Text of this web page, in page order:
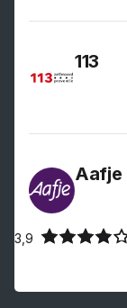
113
Aafje
3,9